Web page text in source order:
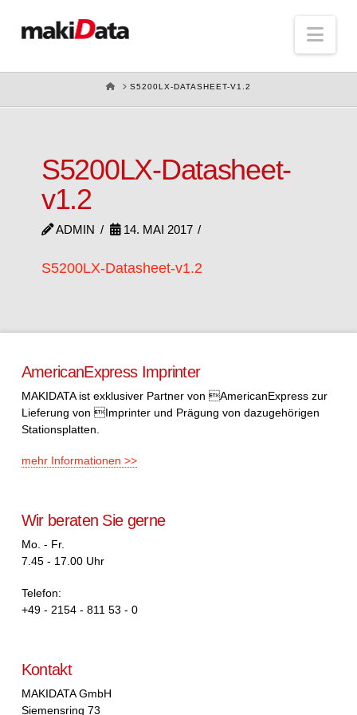
HOMES5200LX-DATASHEET-V1.2
S5200LX-Datasheet-
v1.2
ADMIN 14. MAI 2017
S5200LX-Datasheet-v1.2
AmericanExpress Imprinter
MAKIDATA ist exklusiver Partner von AmericanExpress zur
Lieferung von Imprinter und Prägung von dazugehörigen
Stationsplatten.
mehr Informationen >>
Wir beraten Sie gerne
Mo. - Fr.
7.45 - 17.00 Uhr
Telefon:
+49 - 2154 - 811 53 - 0
Kontakt
MAKIDATA GmbH
Siemensring 73